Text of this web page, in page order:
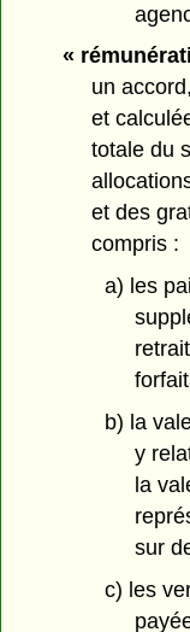
«
un
et
totale du
et des
compris :
a) les
b) la
y
la
sur
c) les